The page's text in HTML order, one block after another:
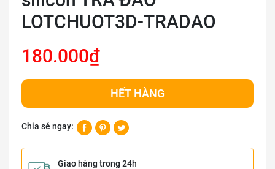
LOTCHUOT3D-TRADAO
180.000₫
HẾT HÀNG
Chia sẻ ngay:
Giao hàng trong 24h